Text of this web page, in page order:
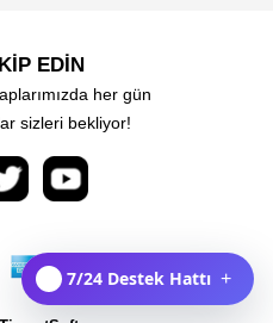
EDİN
her gün
sizleri bekliyor!
7/24 Destek Hattı +